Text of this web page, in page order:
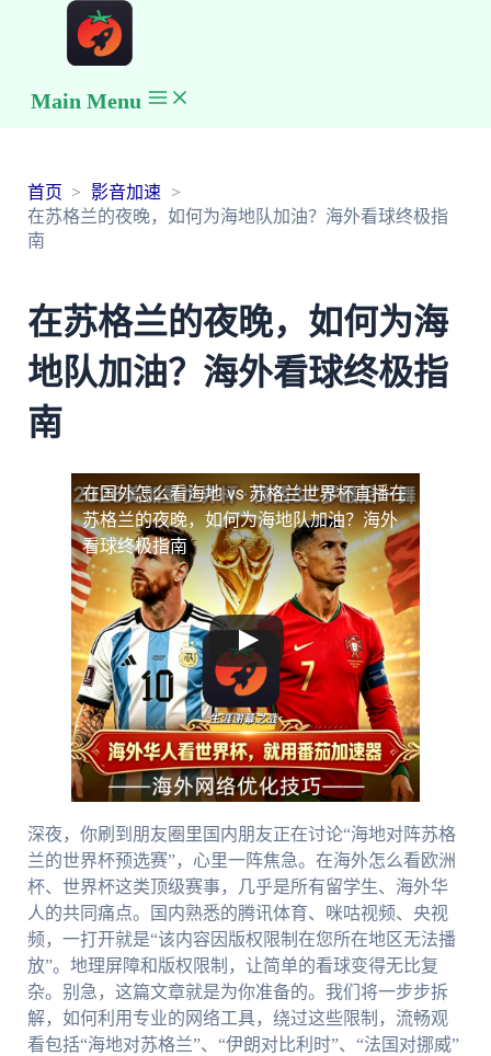
Main Menu
首页
影音加速
在苏格兰的夜晚，如何为海地队加油？海外看球终极指
南
在苏格兰的夜晚，如何为海
地队加油？海外看球终极指
南
在国外怎么看海地 vs 苏格兰世界杯直播在
苏格兰的夜晚，如何为海地队加油？海外
看球终极指南
深夜，你刷到朋友圈里国内朋友正在讨论“海地对阵苏格
兰的世界杯预选赛”，心里一阵焦急。在海外怎么看欧洲
杯、世界杯这类顶级赛事，几乎是所有留学生、海外华
人的共同痛点。国内熟悉的腾讯体育、咪咕视频、央视
频，一打开就是“该内容因版权限制在您所在地区无法播
放”。地理屏障和版权限制，让简单的看球变得无比复
杂。别急，这篇文章就是为你准备的。我们将一步步拆
解，如何利用专业的网络工具，绕过这些限制，流畅观
看包括“海地对苏格兰”、“伊朗对比利时”、“法国对挪威”